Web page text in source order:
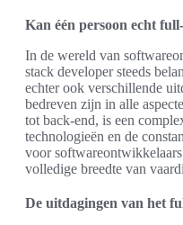
Kan één persoon echt
In de wereld van
stack developer steeds
echter ook verschillende
bedreven zijn in alle
tot back-end, is een
technologieën en de
voor
volledige breedte van
De uitdagingen van het